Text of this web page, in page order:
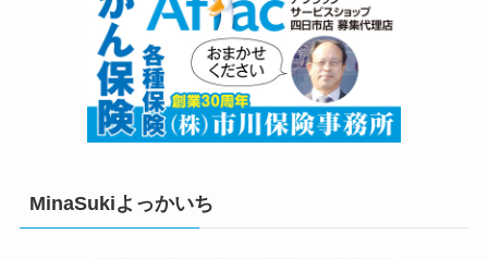
MinaSukiよっかいち